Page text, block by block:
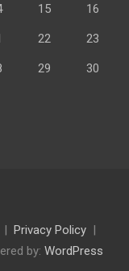
15 16
22 23
29 30
Privacy Policy
by: WordPress